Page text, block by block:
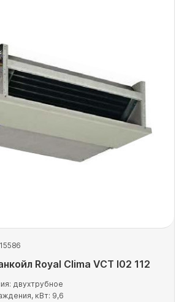
Royal Clima VCT I02 112
двухтрубное
кВт: 9,6